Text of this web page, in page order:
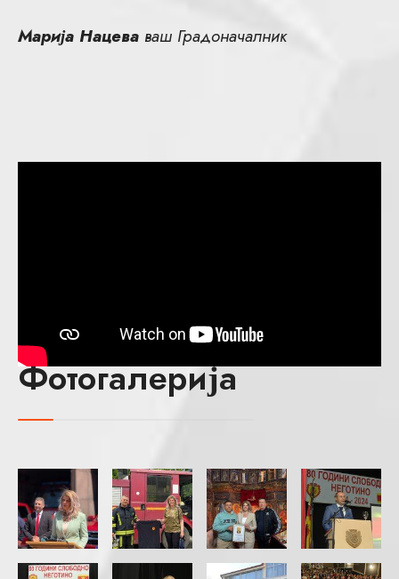
Марија Нацева ваш Градоначалник
Фотогалерија